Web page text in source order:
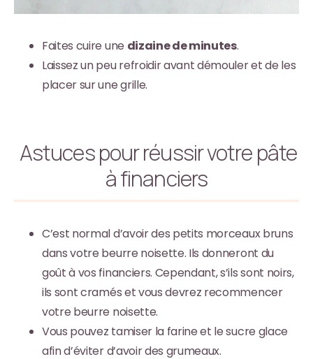
Faites cuire une dizaine de minutes.
Laissez un peu refroidir avant démouler et de les
placer sur une grille.
Astuces pour réussir votre pâte
à financiers
C’est normal d’avoir des petits morceaux bruns
dans votre beurre noisette. Ils donneront du
goût à vos financiers. Cependant, s’ils sont noirs,
ils sont cramés et vous devrez recommencer
votre beurre noisette.
Vous pouvez tamiser la farine et le sucre glace
afin d’éviter d’avoir des grumeaux.